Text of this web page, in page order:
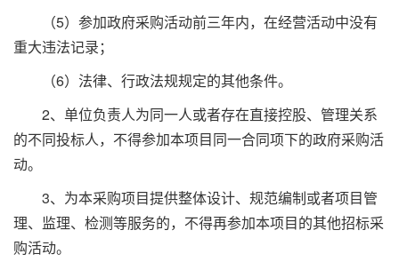
（5）参加政府采购活动前三年内，在经营活动中没有
重大违法记录；
（6）法律、行政法规规定的其他条件。
2、单位负责人为同一人或者存在直接控股、管理关系
的不同投标人，不得参加本项目同一合同项下的政府采购活
动。
3、为本采购项目提供整体设计、规范编制或者项目管
理、监理、检测等服务的，不得再参加本项目的其他招标采
购活动。